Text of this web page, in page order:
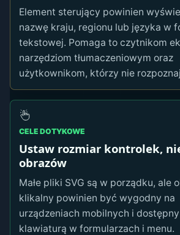
Element sterujący powinien
nazwę kraju, regionu lub języka w
tekstowej. Pomaga to czytnikom
narzędziom tłumaczeniowym oraz
użytkownikom, którzy nie
CELE DOTYKOWE
Ustaw rozmiar kontrolek,
obrazów
Małe pliki SVG są w porządku, ale
klikalny powinien być wygodny na
urządzeniach mobilnych i
klawiaturą w formularzach i menu.